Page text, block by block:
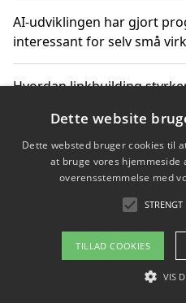
AI-udviklingen har gjort
interessant for selv små
Hvordan linkbuilding
Sådan har udviklingen
ændret sig
Copyright
Om / kontakt
Dette website
Dette websted bruger cookies til
at bruge vores hjemmeside
overensstemmelse med
TILLAD COOKIES
VIS